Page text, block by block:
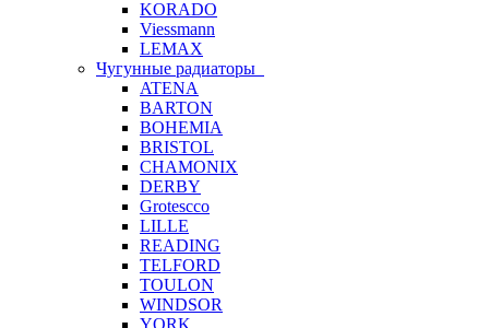
KORADO
Viessmann
LEMAX
Чугунные радиаторы
ATENA
BARTON
BOHEMIA
BRISTOL
CHAMONIX
DERBY
Grotescco
LILLE
READING
TELFORD
TOULON
WINDSOR
YORK